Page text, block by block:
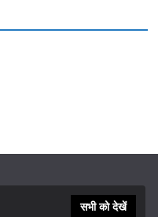
सभी को देखें